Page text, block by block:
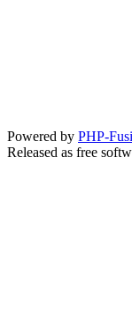
Powered by PHP-
Released as free